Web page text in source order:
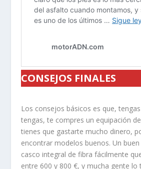
CONSEJOS FINALES
Los consejos básicos es que,
tengas, te compres un equipación
tienes que gastarte mucho dinero,
encontrar modelos buenos. Un
casco integral de fibra fácilmente
entre 600 y 800 €, y mucha gente lo